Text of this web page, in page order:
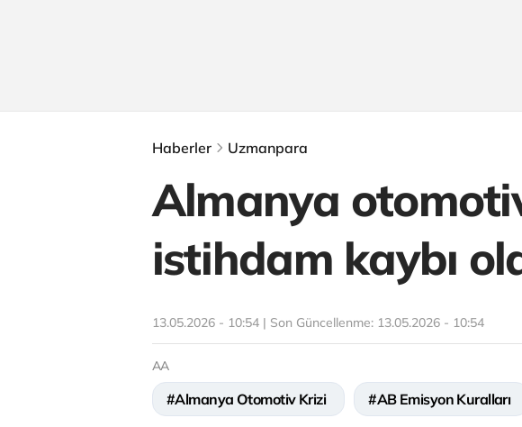
Haberler Uzmanpara
Almanya
istihdam kaybı
13.05.2026 - 10:54 | Son Güncellenme: 13.05.2026 - 10:54
AA
#Almanya Otomotiv Krizi #AB Emisyon Kuralları